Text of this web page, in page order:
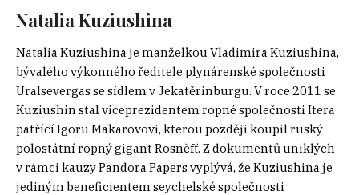
Natalia Kuziushina
Natalia Kuziushina je manželkou Vladimira Kuziushina,
bývalého výkonného ředitele plynárenské společnosti
Uralsevergas se sídlem v Jekatěrinburgu. V roce 2011 se
Kuziushin stal viceprezidentem ropné společnosti Itera
patřící Igoru Makarovovi, kterou později koupil ruský
polostátní ropný gigant Rosněfť. Z dokumentů uniklých
v rámci kauzy Pandora Papers vyplývá, že Kuziushina je
jediným beneficientem seychelské společnosti